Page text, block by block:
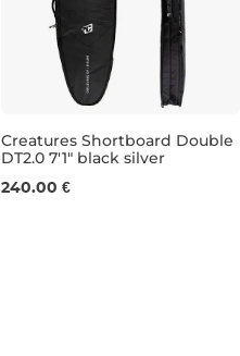
7'1"
Creatures Shortboard Double
DT2.0 7'1" black silver
240.00 €